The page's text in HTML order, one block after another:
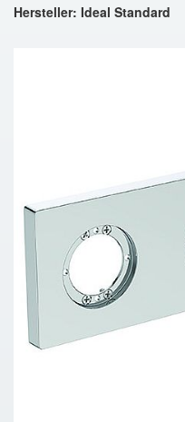
Hersteller: Ideal Standard